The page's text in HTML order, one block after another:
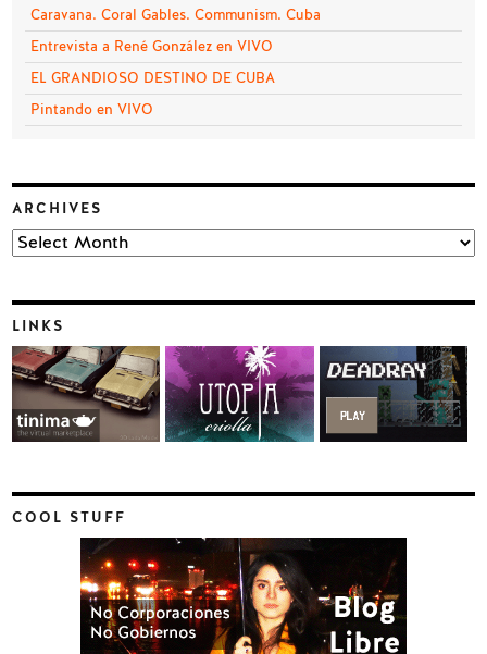
Caravana. Coral Gables. Communism. Cuba
Entrevista a René González en VIVO
EL GRANDIOSO DESTINO DE CUBA
Pintando en VIVO
ARCHIVES
Archives
LINKS
COOL STUFF